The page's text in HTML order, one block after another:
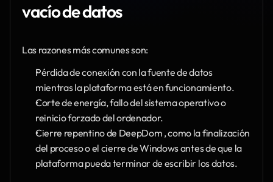
vacío de datos
Las razones más comunes son:
Pérdida de conexión con la fuente de datos
mientras la plataforma está en funcionamiento.
Corte de energía, fallo del sistema operativo o
reinicio forzado del ordenador.
Cierre repentino de DeepDom , como la finalización
del proceso o el cierre de Windows antes de que la
plataforma pueda terminar de escribir los datos.